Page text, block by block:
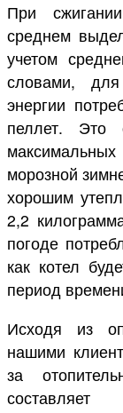
При
среднем
учетом
словами,
энергии
пеллет. Это
морозной
хорошим
2,2
погоде
как котел
период
Исходя из
нашими
за